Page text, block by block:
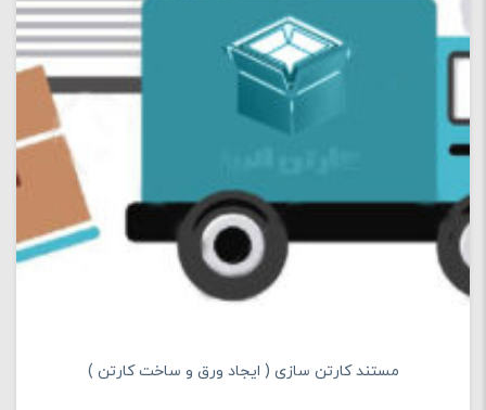
مستند کارتن سازی ( ایجاد ورق و ساخت کارتن )